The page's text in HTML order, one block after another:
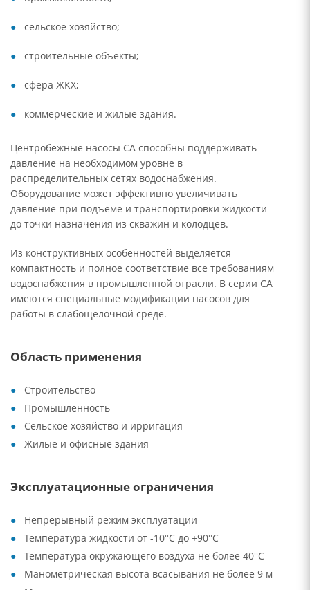
сельское хозяйство;
строительные объекты;
сфера ЖКХ;
коммерческие и жилые здания.
Центробежные насосы CA способны поддерживать
давление на необходимом уровне в
распределительных сетях водоснабжения.
Оборудование может эффективно увеличивать
давление при подъеме и транспортировки жидкости
до точки назначения из скважин и колодцев.
Из конструктивных особенностей выделяется
компактность и полное соответствие все требованиям
водоснабжения в промышленной отрасли. В серии CA
имеются специальные модификации насосов для
работы в слабощелочной среде.
Область применения
Строительство
Промышленность
Сельское хозяйство и ирригация
Жилые и офисные здания
Эксплуатационные ограничения
Непрерывный режим эксплуатации
Температура жидкости от -10°C до +90°C
Температура окружающего воздуха не более 40°C
Манометрическая высота всасывания не более 9 м